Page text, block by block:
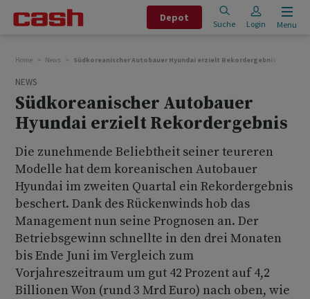
Depot
Suche Login Menu
Home News Südkoreanischer Autobauer Hyundai erzielt Rekordergebnis
NEWS
Südkoreanischer Autobauer
Hyundai erzielt Rekordergebnis
Die zunehmende Beliebtheit seiner teureren
Modelle hat dem koreanischen Autobauer
Hyundai im zweiten Quartal ein Rekordergebnis
beschert. Dank des Rückenwinds hob das
Management nun seine Prognosen an. Der
Betriebsgewinn schnellte in den drei Monaten
bis Ende Juni im Vergleich zum
Vorjahreszeitraum um gut 42 Prozent auf 4,2
Billionen Won (rund 3 Mrd Euro) nach oben, wie